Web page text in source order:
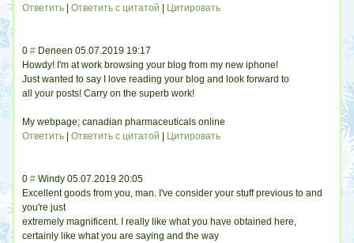
Ответить |Ответить с цитатой Цитировать
0 # Deneen 05.07.2019 19:17
Howdy! I'm at work browsing your blog from my new iphone!
Just wanted to say I love reading your blog and look forward to
all your posts! Carry on the superb work!
My webpage; canadian pharmaceuticals online
Ответить |Ответить с цитатой Цитировать
0 # Windy 05.07.2019 20:05
Excellent goods from you, man. I've consider your stuff previous to and
you're just
extremely magnificent. I really like what you have obtained here,
certainly like what you are saying and the way